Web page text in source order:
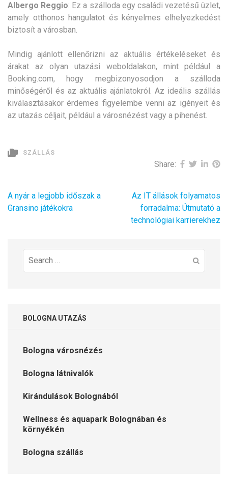
Albergo Reggio: Ez a szálloda egy családi vezetésű üzlet,
amely otthonos hangulatot és kényelmes elhelyezkedést
biztosít a városban.
Mindig ajánlott ellenőrizni az aktuális értékeléseket és
árakat az olyan utazási weboldalakon, mint például a
Booking.com, hogy megbizonyosodjon a szálloda
minőségéről és az aktuális ajánlatokról. Az ideális szállás
kiválasztásakor érdemes figyelembe venni az igényeit és
az utazás céljait, például a városnézést vagy a pihenést.
SZÁLLÁS
Share:
Bejegyzés
navigáció
A nyár a legjobb időszak a
Gransino játékokra
Az IT állások folyamatos
forradalma: Útmutató a
technológiai karrierekhez
Search
for:
BOLOGNA UTAZÁS
Bologna városnézés
Bologna látnivalók
Kirándulások Bolognából
Wellness és aquapark Bolognában és
környékén
Bologna szállás